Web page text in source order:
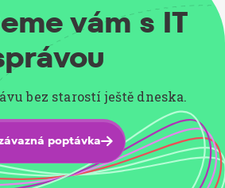
vám s IT
bez starostí ještě dneska.
poptávka